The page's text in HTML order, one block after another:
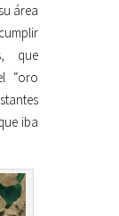
área
que
“oro
iba